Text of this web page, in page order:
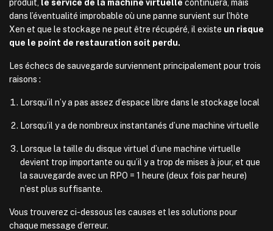
produit,
le service de la machine virtuelle continuera, mais
dans l’éventualité improbable où une panne survient sur l’hôte
Xen et que le stockage ne peut être récupéré, il existe un risque
que le point de restauration soit perdu.
Les échecs de sauvegarde surviennent principalement pour trois
raisons :
Lorsqu’il n’y a pas assez d’espace libre dans le stockage local
Lorsqu’il y a de nombreux instantanés d’une machine virtuelle
Lorsque la taille du disque virtuel d’une machine virtuelle
devient trop importante ou qu’il y a trop de mises à jour, et que
la sauvegarde avec un RPO = 1 heure (deux fois par heure)
n’est plus suffisante.
Vous trouverez ci-dessous les causes et les solutions pour
chaque message d’erreur.